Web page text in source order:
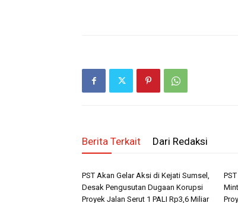
Berita Terkait Dari Redaksi
PST Akan Gelar Aksi di Kejati Sumsel,
Desak Pengusutan Dugaan Korupsi
Proyek Jalan Serut 1 PALI Rp3,6 Miliar